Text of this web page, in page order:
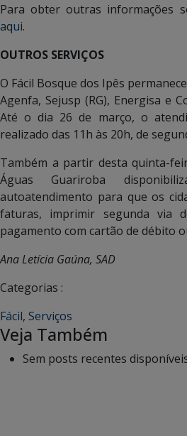
Para obter outras informações
aqui.
OUTROS SERVIÇOS
O Fácil Bosque dos Ipês
Agenfa, Sejusp (RG), Energisa e
Até o dia 26 de março, o
realizado das 11h às 20h, de
Também a partir desta quinta-
Águas Guariroba
autoatendimento para que os
faturas, imprimir segunda via
pagamento com cartão de débito
Ana Letícia Gaúna, SAD
Categorias :
Fácil, Serviços
Veja Também
Sem posts recentes